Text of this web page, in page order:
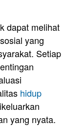
dapat melihat
yang
Setiap
hidup
yang nyata.